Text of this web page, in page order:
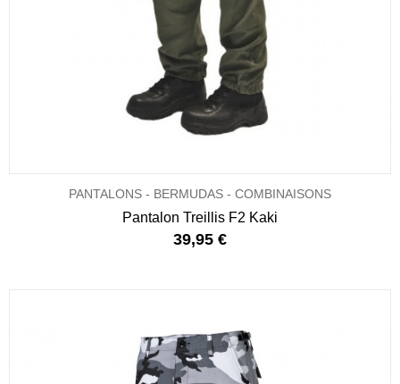
PANTALONS - BERMUDAS - COMBINAISONS
Pantalon Treillis F2 Kaki
39,95 €